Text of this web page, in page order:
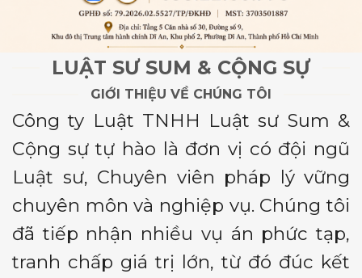
LUẬT SƯ SUM & CỘNG SỰ
GIỚI THIỆU VỀ CHÚNG TÔI
Công ty Luật TNHH Luật sư Sum &
Cộng sự tự hào là đơn vị có đội ngũ
Luật sư, Chuyên viên pháp lý vững
chuyên môn và nghiệp vụ. Chúng tôi
đã tiếp nhận nhiều vụ án phức tạp,
tranh chấp giá trị lớn, từ đó đúc kết